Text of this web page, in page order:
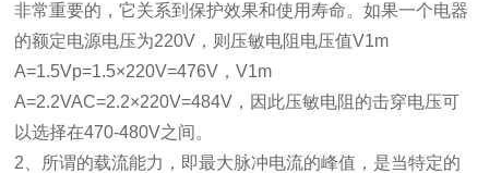
非常重要的，它关系到保护效果和使用寿命。如果一个电器
的额定电源电压为220V，则压敏电阻电压值V1m
A=1.5Vp=1.5×220V=476V，V1m
A=2.2VAC=2.2×220V=484V，因此压敏电阻的击穿电压可
以选择在470-480V之间。
2、所谓的载流能力，即最大脉冲电流的峰值，是当特定的